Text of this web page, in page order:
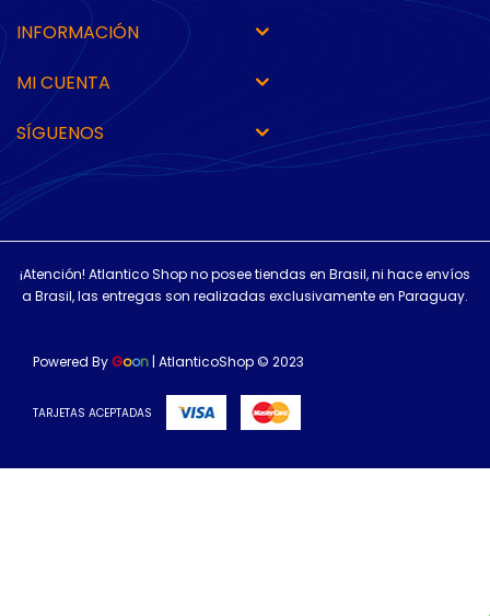
INFORMACIÓN
MI CUENTA
SÍGUENOS
¡Atención! Atlantico Shop no posee tiendas en Brasil, ni hace envíos
a Brasil, las entregas son realizadas exclusivamente en Paraguay.
Powered By Goon | AtlanticoShop © 2023
TARJETAS ACEPTADAS